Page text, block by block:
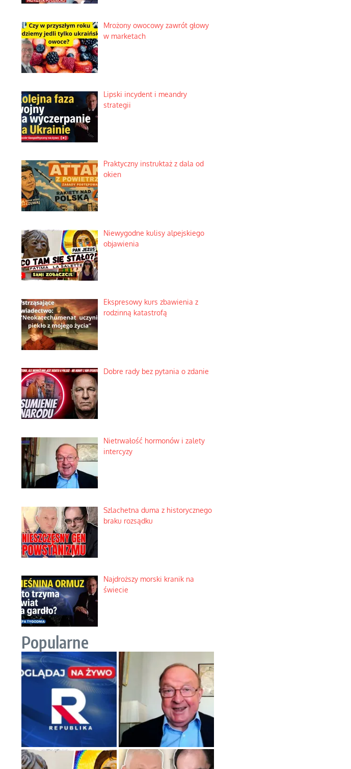
Mrożony owocowy zawrót głowy
w marketach
Lipski incydent i meandry
strategii
Praktyczny instruktaż z dala od
okien
Niewygodne kulisy alpejskiego
objawienia
Ekspresowy kurs zbawienia z
rodzinną katastrofą
Dobre rady bez pytania o zdanie
Nietrwałość hormonów i zalety
intercyzy
Szlachetna duma z historycznego
braku rozsądku
Najdroższy morski kranik na
świecie
Popularne